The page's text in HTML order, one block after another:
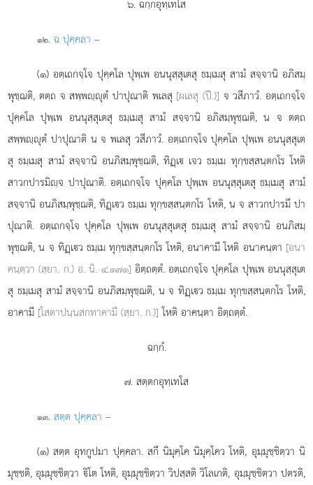
๖. ฉกฺกอุทฺเทโส
๑๒.ฉ ปุคฺคลา –
(๑) อตฺเถกจฺโจ ปุคฺคโล ปุพฺเพ อนนุสฺสุเตสุ ธมฺเมสุ สามํ สจฺจานิ อภิสมฺ
พุชฺฌติ, ตตฺถ จ สพฺพฺุตํ ปาปุณาติ พเลสุ [ผเลสุ (ปี.)] จ วสีภาวํ. อตฺเถกจฺโจ
ปุคฺคโล ปุพฺเพ อนนุสฺสุเตสุ ธมฺเมสุสามํ สจฺจานิ อภิสมฺพุชฺฌติ, น จ ตตฺถ
สพฺพฺุตํ ปาปุณาติ น จ พเลสุ วสีภาวํ. อตฺเถกจฺโจ ปุคฺคโล ปุพฺเพ อนนุสฺสุเต
สุ ธมฺเมสุ สามํ สจฺจานิ อนภิสมฺพุชฺฌติ, ทิฏฺเ เจว ธมฺเม ทุกฺขสฺสนฺตกโร โหติ
สาวกปารมิฺจ ปาปุณาติ. อตฺเถกจฺโจ ปุคฺคโล ปุพฺเพ อนนุสฺสุเตสุ ธมฺเมสุ สามํ
สจฺจานิ อนภิสมฺพุชฺฌติ, ทิฏฺเว ธมฺเม ทุกฺขสฺสนฺตกโร โหติ, น จ สาวกปารมึ ปา
ปุณาติ. อตฺเถกจฺโจ ปุคฺคโล ปุพฺเพ อนนุสฺสุเตสุ ธมฺเมสุ สามํ สจฺจานิ อนภิสมฺ
พุชฺฌติ, น จ ทิฏฺเว ธมฺเม ทุกฺขสฺสนฺตกโร โหติ, อนาคามี โหติ อนาคนฺตา [อนา
คนฺตฺวา (สฺยา. ก.) อ. นิ. ๔.๑๗๑] อิตฺถตฺตํ. อตฺเถกจฺโจ ปุคฺคโล ปุพฺเพ อนนุสฺสุเต
สุ ธมฺเมสุ สามํ สจฺจานิ อนภิสมฺพุชฺฌติ, น จ ทิฏฺเว ธมฺเม ทุกฺขสฺสนฺตกโร โหติ,
อาคามี [โสตาปนฺนสกทาคามี (สฺยา. ก.)] โหติ อาคนฺตา อิตฺถตฺตํ.
ฉกฺกํ.
๗. สตฺตกอุทฺเทโส
๑๓.สตฺต ปุคฺคลา –
(๑) สตฺตอุทกูปมา ปุคฺคลา. สกึ นิมุคฺโค นิมุคฺโคว โหติ, อุมฺมุชฺชิตฺวา นิ
มุชฺชติ, อุมฺมุชฺชิตฺวา ิโต โหติ, อุมฺมุชฺชิตฺวา วิปสฺสติ วิโลเกติ, อุมฺมุชฺชิตฺวา ปตรติ,